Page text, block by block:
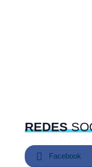
REDES
Facebook